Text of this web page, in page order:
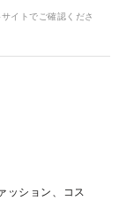
イトでご確認くださ
ッション、コス